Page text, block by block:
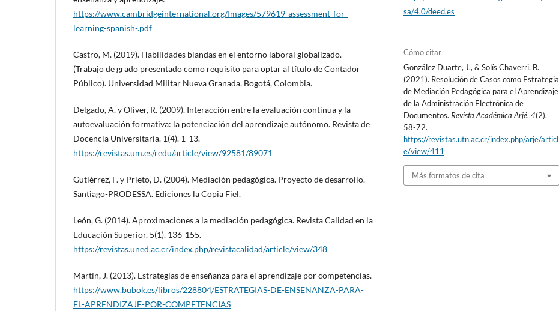
https://www.cambridgeinternational.org/Images/579619-assessment-for-
learning-spanish-.pdf
Castro, M. (2019). Habilidades blandas en el entorno laboral globalizado.
(Trabajo de grado presentado como requisito para optar al título de Contador
Público). Universidad Militar Nueva Granada. Bogotá, Colombia.
Delgado, A. y Oliver, R. (2009). Interacción entre la evaluación continua y la
autoevaluación formativa: la potenciación del aprendizaje autónomo. Revista de
Docencia Universitaria. 1(4). 1-13.
https://revistas.um.es/redu/article/view/92581/89071
Gutiérrez, F. y Prieto, D. (2004). Mediación pedagógica. Proyecto de desarrollo.
Santiago-PRODESSA. Ediciones la Copia Fiel.
León, G. (2014). Aproximaciones a la mediación pedagógica. Revista Calidad en la
Educación Superior. 5(1). 136-155.
https://revistas.uned.ac.cr/index.php/revistacalidad/article/view/348
Martín, J. (2013). Estrategias de enseñanza para el aprendizaje por competencias.
https://www.bubok.es/libros/228804/ESTRATEGIAS-DE-ENSENANZA-PARA-
EL-APRENDIZAJE-POR-COMPETENCIAS
sa/4.0/deed.es
Cómo citar
González Duarte, J., & Solís Chaverri, B.
(2021). Resolución de Casos como Estrategia
de Mediación Pedagógica para el Aprendizaje
de la Administración Electrónica de
Documentos. Revista Académica Arjé,4(2),
58-72.
https://revistas.utn.ac.cr/index.php/arje/articl
e/view/411
Más formatos de cita